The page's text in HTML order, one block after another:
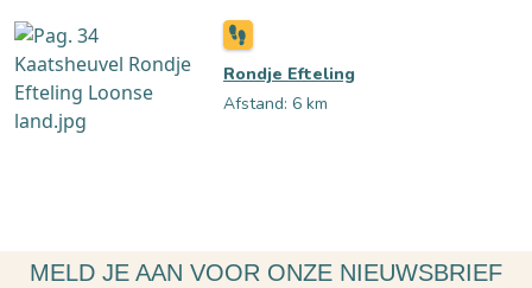
Rondje Efteling
Afstand: 6 km
MELD JE AAN VOOR ONZE NIEUWSBRIEF